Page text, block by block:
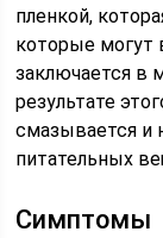
пленкой,
которые могут
заключается в
результате
смазывается и
питательных
Симптомы